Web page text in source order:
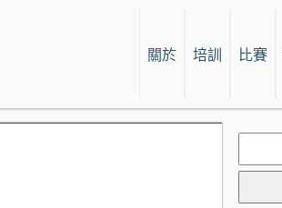
關於 培訓 比賽
Search
for: